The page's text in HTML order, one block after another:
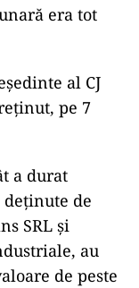
era tot
al CJ
pe 7
a durat
de
SRL și
au
de peste